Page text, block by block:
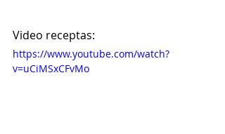
Video receptas:
https://www.youtube.com/watch?
v=uCiMSxCFvMo